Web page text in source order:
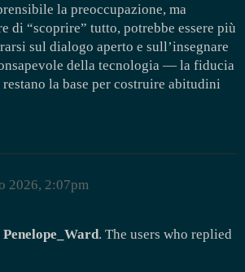
la preoccupazione, ma
di “scoprire” tutto, potrebbe essere più
sul dialogo aperto e sull’insegnare
della tecnologia — la fiducia
la base per costruire abitudini
2026, 2:07pm
Penelope_Ward. The users who replied